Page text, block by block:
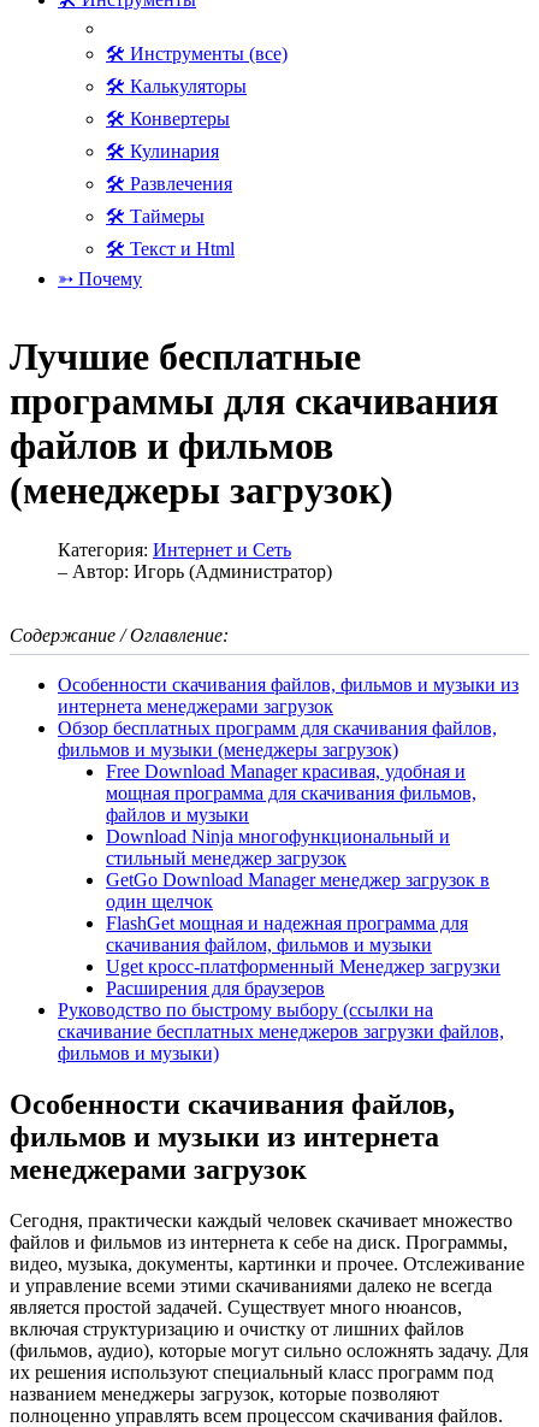
🛠 Инструменты (все)
🛠 Калькуляторы
🛠 Конвертеры
🛠 Кулинария
🛠 Развлечения
🛠 Таймеры
🛠 Текст и Html
➳ Почему
Лучшие бесплатные
программы для скачивания
файлов и фильмов
(менеджеры загрузок)
Категория: Интернет и Сеть
– Автор: Игорь (Администратор)
Содержание / Оглавление:
Особенности скачивания файлов, фильмов и музыки из
интернета менеджерами загрузок
Обзор бесплатных программ для скачивания файлов,
фильмов и музыки (менеджеры загрузок)
Free Download Manager красивая, удобная и
мощная программа для скачивания фильмов,
файлов и музыки
Download Ninja многофункциональный и
стильный менеджер загрузок
GetGo Download Manager менеджер загрузок в
один щелчок
FlashGet мощная и надежная программа для
скачивания файлом, фильмов и музыки
Uget кросс-платформенный Менеджер загрузки
Расширения для браузеров
Руководство по быстрому выбору (ссылки на
скачивание бесплатных менеджеров загрузки файлов,
фильмов и музыки)
Особенности скачивания файлов,
фильмов и музыки из интернета
менеджерами загрузок
Сегодня, практически каждый человек скачивает множество
файлов и фильмов из интернета к себе на диск. Программы,
видео, музыка, документы, картинки и прочее. Отслеживание
и управление всеми этими скачиваниями далеко не всегда
является простой задачей. Существует много нюансов,
включая структуризацию и очистку от лишних файлов
(фильмов, аудио), которые могут сильно осложнять задачу. Для
их решения используют специальный класс программ под
названием менеджеры загрузок, которые позволяют
полноценно управлять всем процессом скачивания файлов.